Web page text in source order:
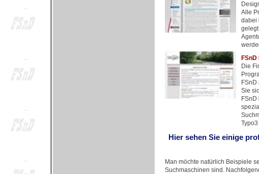
Alle
dabei
Die
Sie
Hier sehen Sie einige
Man möchte natürlich Beispiele
Suchmaschinen sind.